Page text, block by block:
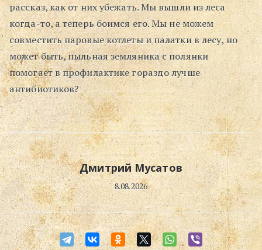
рассказ, как от них убежать. Мы вышли из леса
когда-то, а теперь боимся его. Мы не можем
совместить паровые котлеты и палатки в лесу, но
может быть, пыльная земляника с полянки
помогает в профилактике гораздо лучше
антибиотиков?
Дмитрий Мусатов
8.08.2026